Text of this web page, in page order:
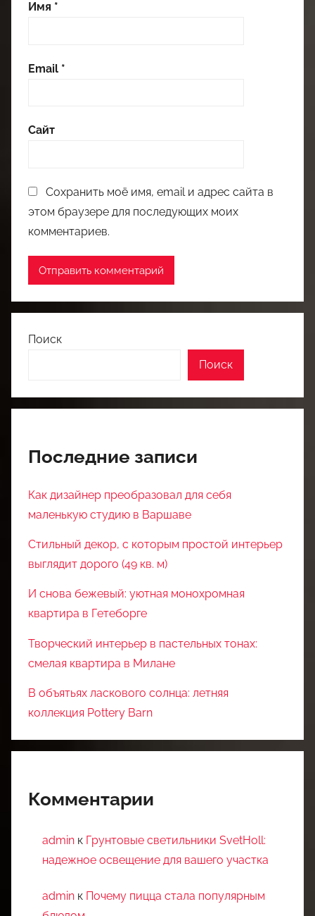
Имя *
Email *
Сайт
Сохранить моё имя, email и адрес сайта в
этом браузере для последующих моих
комментариев.
Поиск
Поиск
Последние записи
Как дизайнер преобразовал для себя
маленькую студию в Варшаве
Стильный декор, с которым простой интерьер
выглядит дорого (49 кв. м)
И снова бежевый: уютная монохромная
квартира в Гетеборге
Творческий интерьер в пастельных тонах:
смелая квартира в Милане
В объятьях ласкового солнца: летняя
коллекция Pottery Barn
Комментарии
admin к Грунтовые светильники SvetHoll:
надежное освещение для вашего участка
admin к Почему пицца стала популярным